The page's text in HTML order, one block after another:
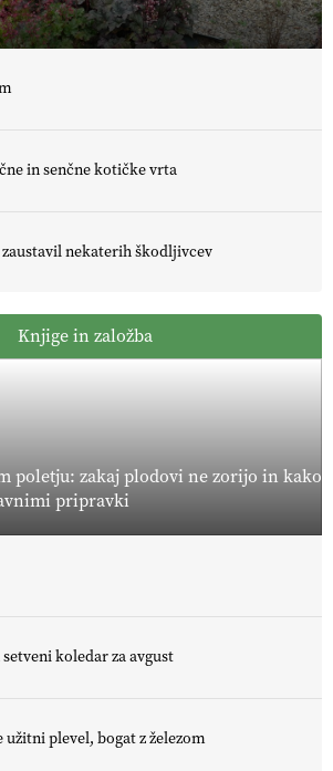
in senčne kotičke vrta
nekaterih škodljivcev
Knjige in založba
poletju: zakaj plodovi ne zorijo in kako
pripravki
koledar za avgust
plevel, bogat z železom